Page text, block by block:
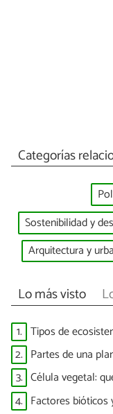
Categorías
Sostenibilidad y
Arquitectura y
Lo más visto
1. Tipos de
2. Partes de una
3. Célula vegetal:
4. Factores bióticos